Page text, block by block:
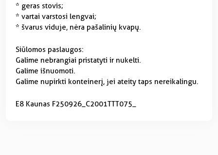
* geras stovis;
* vartai varstosi lengvai;
* švarus viduje, nėra pašalinių kvapų.
Siūlomos paslaugos:
Galime nebrangiai pristatyti ir nukelti.
Galime išnuomoti.
Galime nupirkti konteinerį, jei ateity taps nereikalingu.
E8 Kaunas F250926_C2001TTT075_